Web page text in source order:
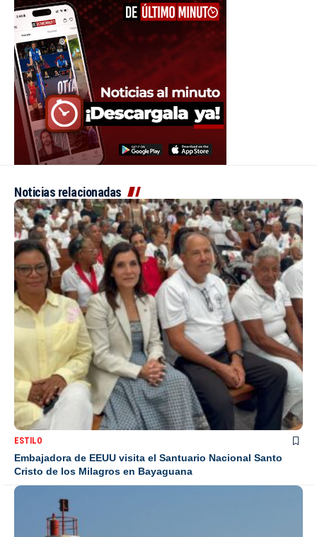
Noticias relacionadas
ESTILO
Embajadora de EEUU visita el Santuario Nacional Santo
Cristo de los Milagros en Bayaguana